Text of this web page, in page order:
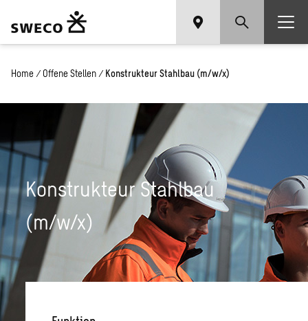
Home / Offene Stellen / Konstrukteur Stahlbau (m/w/x)
Konstrukteur Stahlbau
(m/w/x)